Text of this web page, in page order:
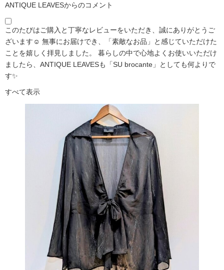
ANTIQUE LEAVESからのコメント
このたびはご購入と丁寧なレビューをいただき、誠にありがとうご
ざいます☺️ 無事にお届けでき、「素敵なお品」と感じていただけた
ことを嬉しく拝見しました。 暮らしの中で心地よくお使いいただけ
ましたら、ANTIQUE LEAVESも「SU brocante」としても何よりで
す✨
すべて表示